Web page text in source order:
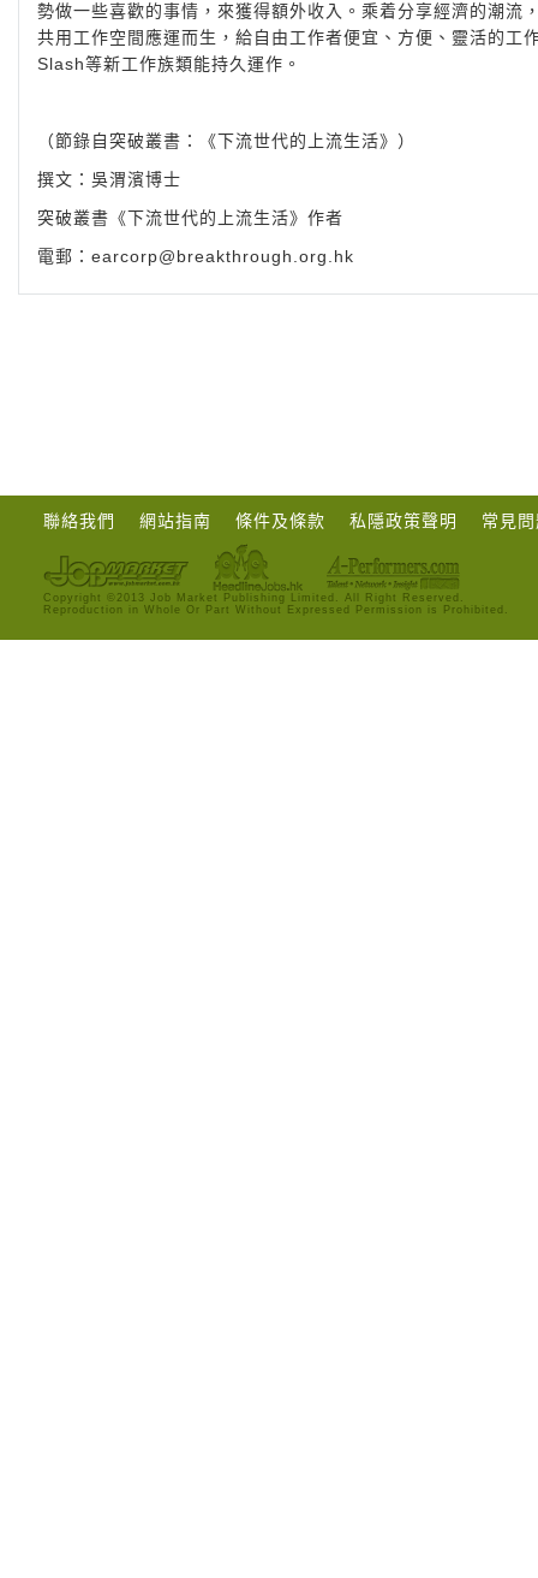
勢做一些喜歡的事情，來獲得額外收入。乘着分享經濟的潮
共用工作空間應運而生，給自由工作者便宜、方便、靈活的
Slash等新工作族類能持久運作。
（節錄自突破叢書：《下流世代的上流生活》）
撰文：吳渭濱博士
突破叢書《下流世代的上流生活》作者
電郵： earcorp@breakthrough.org.hk
聯絡我們 網站指南 條件及條款 私隱政策聲明 常見
Copyright ©2013 Job Market Publishing Limited. All Right Reserved.
Reproduction in Whole Or Part Without Expressed Permission is Prohibited.